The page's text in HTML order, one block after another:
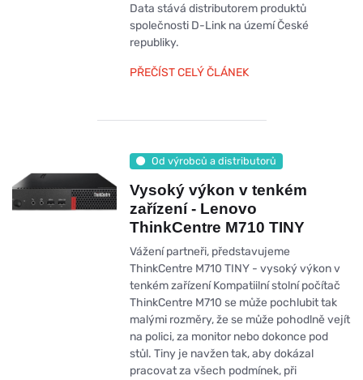
Data stává distributorem produktů
společnosti D-Link na území České
republiky.
PŘEČÍST CELÝ ČLÁNEK
Od výrobců a distributorů
Vysoký výkon v tenkém
zařízení - Lenovo
ThinkCentre M710 TINY
Vážení partneři, představujeme
ThinkCentre M710 TINY - vysoký výkon v
tenkém zařízení Kompatiilní stolní počítač
ThinkCentre M710 se může pochlubit tak
malými rozměry, že se může pohodlně vejít
na polici, za monitor nebo dokonce pod
stůl. Tiny je navžen tak, aby dokázal
pracovat za všech podmínek, při